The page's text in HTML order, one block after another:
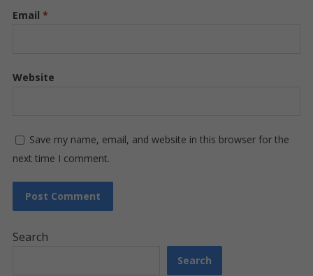
Email *
Website
Save my name, email, and website in this browser for the
next time I comment.
Search
Search